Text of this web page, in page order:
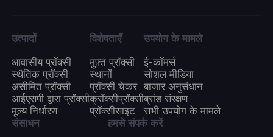
उत्पादों
आवासीय प्रॉक्सी
स्थैतिक प्रॉक्सी
असीमित प्रॉक्सी
आईएसपी द्वारा प्रॉक्सी
मूल्य निर्धारण
विशेषताएँ
मुफ़्त प्रॉक्सी
स्थानों
प्रॉक्सी चेकर
क्रॉक्सीप्रॉक्सी
प्रॉक्सीसाइट
उपयोग के मामले
ई-कॉमर्स
सोशल मीडिया
बाजार अनुसंधान
ब्रांड संरक्षण
सभी उपयोग के मामले
संसाधन
हमसे संपर्क करें